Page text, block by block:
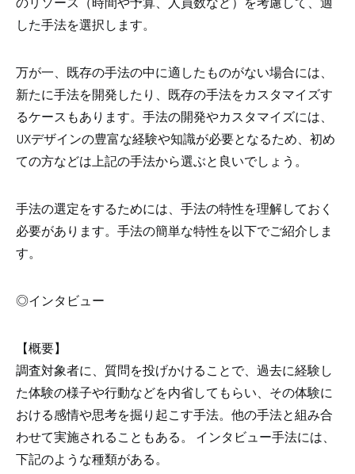
した手法を選択します。
万が一、既存の手法の中に適したものがない場合には、
新たに手法を開発したり、既存の手法をカスタマイズす
るケースもあります。手法の開発やカスタマイズには、
UXデザインの豊富な経験や知識が必要となるため、初め
ての方などは上記の手法から選ぶと良いでしょう。
手法の選定をするためには、手法の特性を理解しておく
必要があります。手法の簡単な特性を以下でご紹介しま
す。
◎インタビュー
【概要】
調査対象者に、質問を投げかけることで、過去に経験し
た体験の様子や行動などを内省してもらい、その体験に
おける感情や思考を掘り起こす手法。他の手法と組み合
わせて実施されることもある。 インタビュー手法には、
下記のような種類がある。